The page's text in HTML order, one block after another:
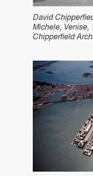
David
Michele,
Chipperfield